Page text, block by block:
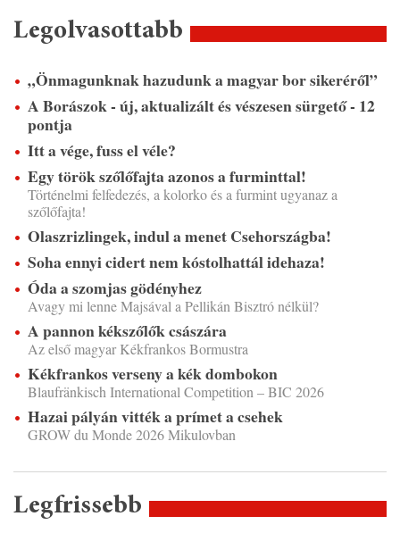
Legolvasottabb
„Önmagunknak hazudunk a magyar bor sikeréről”
A Borászok - új, aktualizált és vészesen sürgető - 12
pontja
Itt a vége, fuss el véle?
Egy török szőlőfajta azonos a furminttal!
Történelmi felfedezés, a kolorko és a furmint ugyanaz a
szőlőfajta!
Olaszrizlingek, indul a menet Csehországba!
Soha ennyi cidert nem kóstolhattál idehaza!
Óda a szomjas gödényhez
Avagy mi lenne Majsával a Pellikán Bisztró nélkül?
A pannon kékszőlők császára
Az első magyar Kékfrankos Bormustra
Kékfrankos verseny a kék dombokon
Blaufränkisch International Competition – BIC 2026
Hazai pályán vitték a prímet a csehek
GROW du Monde 2026 Mikulovban
Legfrissebb